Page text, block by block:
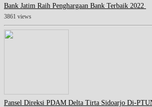
Bank Jatim Raih Penghargaan Bank Terbaik 2022
3861 views
Pansel Direksi PDAM Delta Tirta Sidoarjo Di-